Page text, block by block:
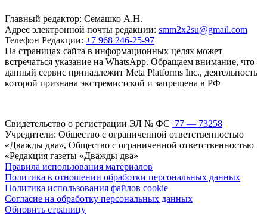
Главный редактор: Семашко А.Н.
Адрес электронной почты редакции: smm2x2su@gmail.com
Телефон Редакции: +7 968 246-25-97
На страницах сайта в информационных целях может
встречаться указание на WhatsApp. Обращаем внимание, что
данный сервис принадлежит Meta Platforms Inc., деятельность
которой признана экстремистской и запрещена в РФ
Свидетельство о регистрации ЭЛ № ФС 77 — 73258
Учредители: Общество с ограниченной ответственностью
«Дважды два», Общество с ограниченной ответственностью
«Редакция газеты «Дважды два»
Правила использования материалов
Политика в отношении обработки персональных данных
Политика использования файлов cookie
Согласие на обработку персональных данных
Обновить страницу